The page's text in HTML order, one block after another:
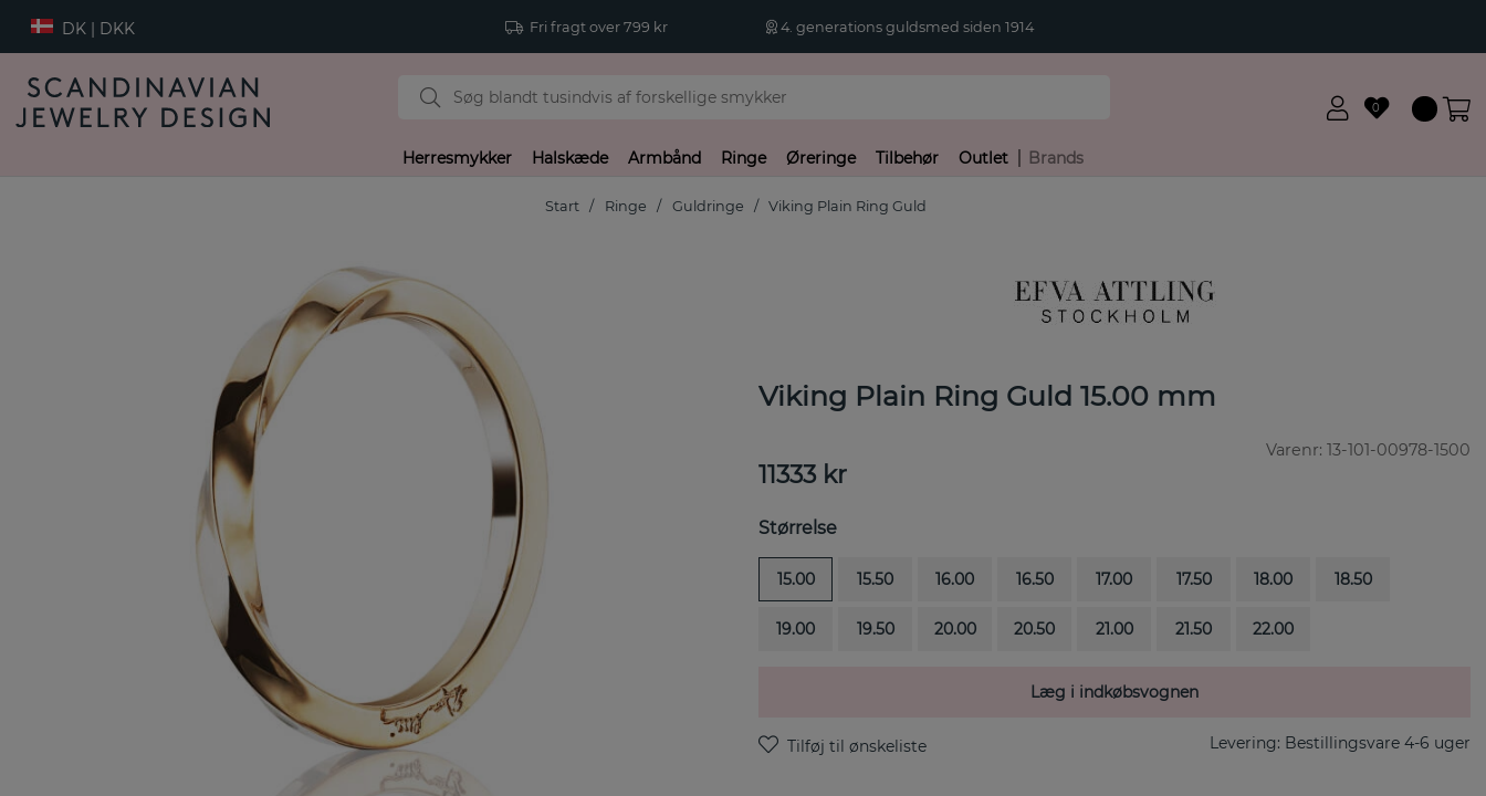
DK | DKK Fri fragt over 799 kr 4. generations guldsmed siden 1914
0
Herresmykker Halskæde Armbånd Ringe Øreringe Tilbehør Outlet Brands
Start Ringe Guldringe Viking Plain Ring Guld
Viking Plain Ring Guld 15.00 mm
Varenr: 13-101-00978-1500
11333 kr
Størrelse
15.00 15.50 16.00 16.50 17.00 17.50 18.00 18.50
19.00 19.50 20.00 20.50 21.00 21.50 22.00
Læg i indkøbsvognen
Levering: Bestillingsvare 4-6 uger